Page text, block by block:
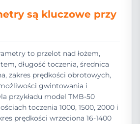
są kluczowe przy
to przelot nad łożem,
długość toczenia, średnica
zakres prędkości obrotowych,
gwintowania i
przykładu model TMB-50
toczenia 1000, 1500, 2000 i
prędkości wrzeciona 16-1400